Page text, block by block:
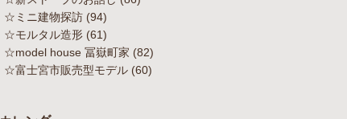
☆ミニ建物探訪 (94)
☆モルタル造形 (61)
☆model house 冨嶽町家 (82)
☆富士宮市販売型モデル (60)